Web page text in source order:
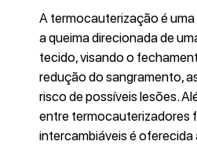
A termocauterização é
a queima direcionada de
tecido, visando o
redução do sangramento,
risco de possíveis lesões.
entre termocauterizadores
intercambiáveis é